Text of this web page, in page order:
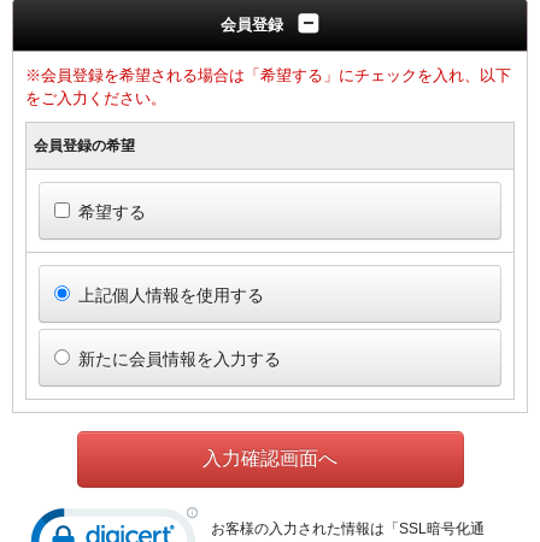
会員登録
※会員登録を希望される場合は「希望する」にチェックを入れ、以下
をご入力ください。
会員登録の希望
希望する
上記個人情報を使用する
新たに会員情報を入力する
お客様の入力された情報は「SSL暗号化通